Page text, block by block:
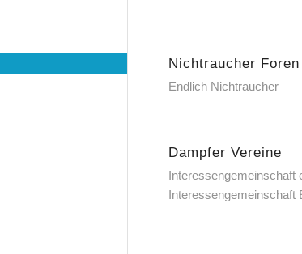
Nichtraucher Foren
Endlich Nichtraucher
Dampfer Vereine
Interessengemeinschaft
Interessengemeinschaft